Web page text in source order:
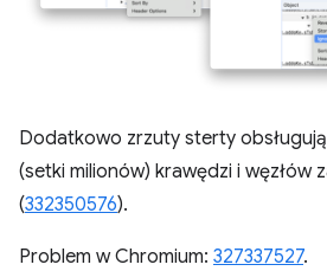
Dodatkowo zrzuty sterty
(setki milionów) krawędzi i węzłów
(332350576).
Problem w Chromium: 327337527.